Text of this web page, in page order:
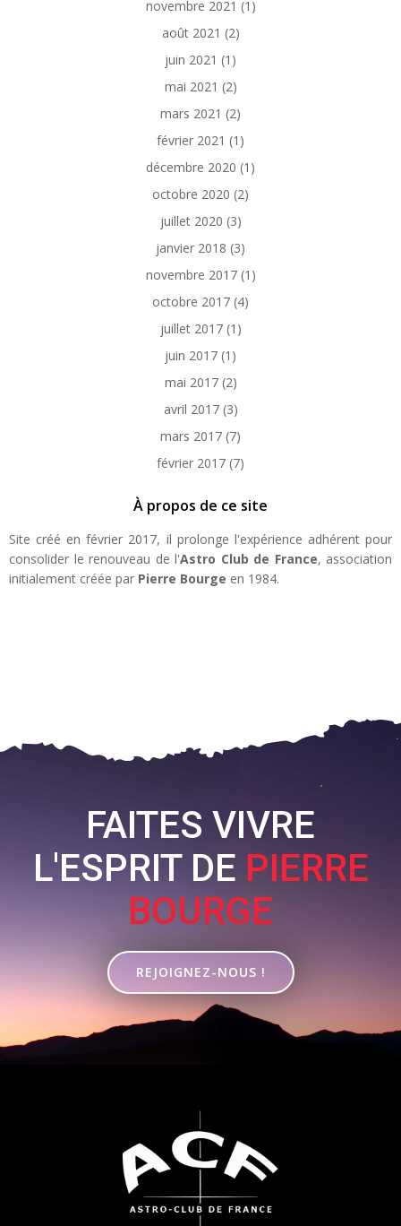
novembre 2021 (1)
août 2021 (2)
juin 2021 (1)
mai 2021 (2)
mars 2021 (2)
février 2021 (1)
décembre 2020 (1)
octobre 2020 (2)
juillet 2020 (3)
janvier 2018 (3)
novembre 2017(1)
octobre 2017 (4)
juillet 2017(1)
juin 2017 (1)
mai 2017(2)
avril 2017(3)
mars 2017 (7)
février 2017 (7)
À propos de ce site
Site créé en février 2017, il prolonge l'expérience adhérent pour
consolider le renouveau de l'Astro Club de France, association
initialement créée par Pierre Bourge en 1984.
FAITES VIVRE
L'ESPRIT DE PIERRE
BOURGE
REJOIGNEZ-NOUS !